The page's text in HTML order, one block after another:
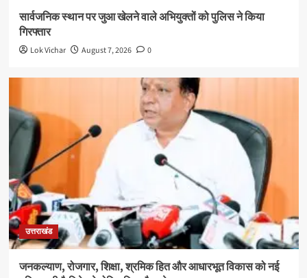
सार्वजनिक स्थान पर जुआ खेलने वाले अभियुक्तों को पुलिस ने किया
गिरफ्तार
Lok Vichar August 7, 2026 0
उत्तराखंड
जनकल्याण, रोजगार, शिक्षा, श्रमिक हित और आधारभूत विकास को नई